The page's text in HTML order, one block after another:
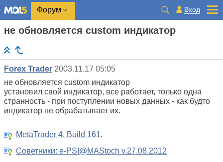
Форум Вход
не обновляется custom индикатор
Forex Trader 2003.11.17 05:05
не обновляется custom индикатор
установил свой индикатор, все работает, только одна
странность - при поступлении новых данных - как будто
индикатор не обрабатывает их.
MetaTrader 4. Build 161.
Советники: e-PSI@MAStoch v.27.08.2012